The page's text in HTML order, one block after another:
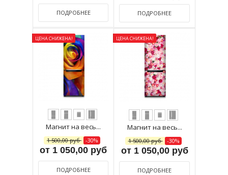
ПОДРОБНЕЕ ПОДРОБНЕЕ
ЦЕНА СНИЖЕНА!
Магнит на весь...
1 500,00 руб -30%
от 1 050,00 руб
ПОДРОБНЕЕ
ЦЕНА СНИЖЕНА!
Магнит на весь...
1 500,00 руб -30%
от 1 050,00 руб
ПОДРОБНЕЕ